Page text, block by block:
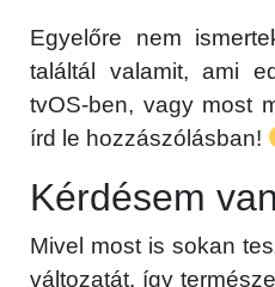
Egyelőre nem
találtál valamit, ami
tvOS-ben, vagy most
írd le hozzászólásban!
Kérdésem
Mivel most is sokan
változatát, így